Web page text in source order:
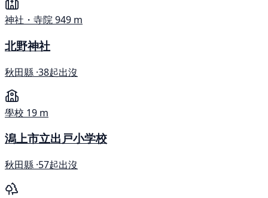
神社・寺院949 m
北野神社
秋田縣 ·38起出沒
學校 19 m
潟上市立出戸小学校
秋田縣 ·57起出沒